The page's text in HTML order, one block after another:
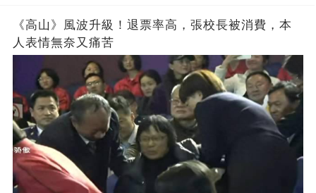
《高山》風波升級！退票率高，張校長被消費，本
人表情無奈又痛苦